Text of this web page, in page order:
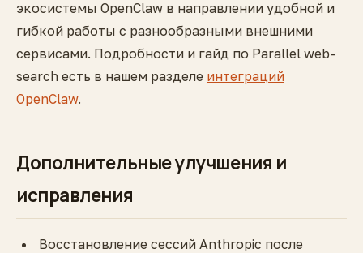
экосистемы OpenClaw в направлении удобной и
гибкой работы с разнообразными внешними
сервисами. Подробности и гайд по Parallel web-
search есть в нашем разделе интеграций
OpenClaw.
Дополнительные улучшения и
исправления
Восстановление сессий Anthropic после